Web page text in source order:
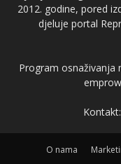
2012. godine, pored
djeluje portal
Program osnaživanja
Kontakt:
O nama